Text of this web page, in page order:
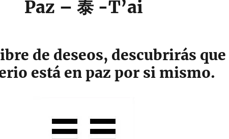
Paz – 泰 -T’ai
de deseos, descubrirás que
está en paz por si mismo.